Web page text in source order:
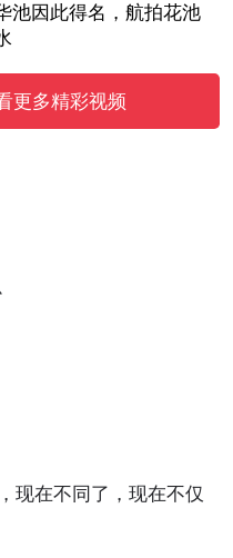
池因此得名，航拍花池
更多精彩视频
现在不同了，现在不仅